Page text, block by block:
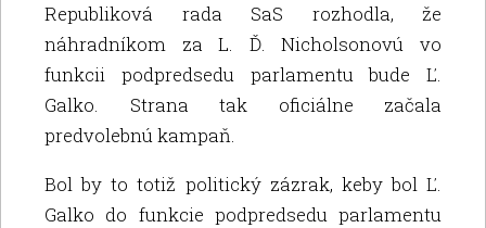
Republiková rada SaS rozhodla, že
náhradníkom za L. Ď. Nicholsonovú vo
funkcii podpredsedu parlamentu bude Ľ.
Galko. Strana tak oficiálne začala
predvolebnú kampaň.
Bol by to totiž politický zázrak, keby bol Ľ.
Galko do funkcie podpredsedu parlamentu